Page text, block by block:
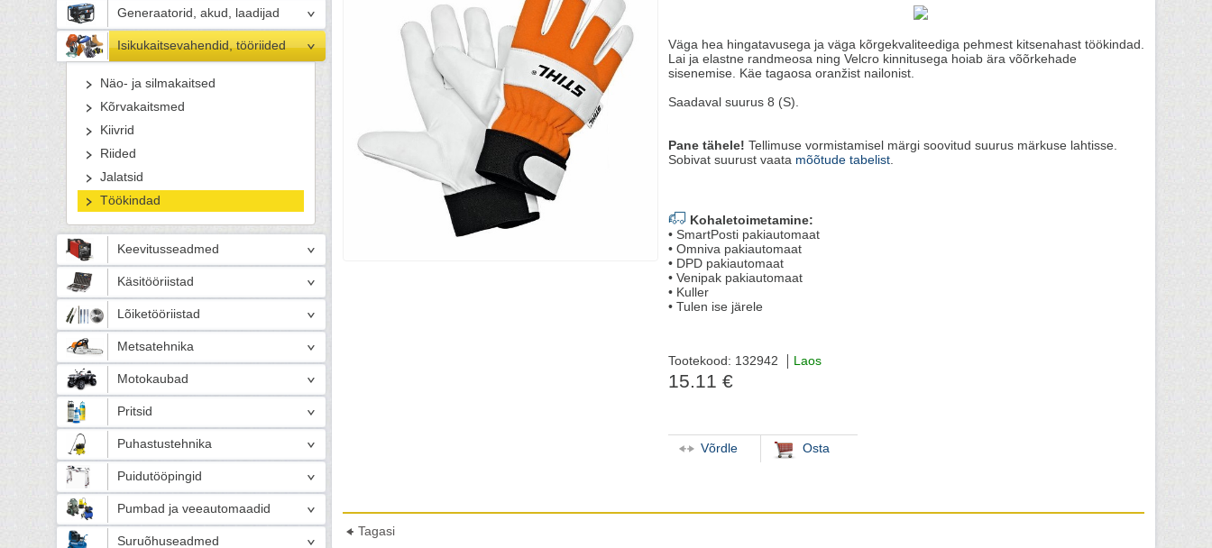
Generaatorid, akud, laadijad
Isikukaitsevahendid, tööriided
Näo- ja silmakaitsed
Kõrvakaitsmed
Kiivrid
Riided
Jalatsid
Töökindad
Keevitusseadmed
Käsitööriistad
Lõiketööriistad
Metsatehnika
Motokaubad
Pritsid
Puhastustehnika
Puidutööpingid
Pumbad ja veeautomaadid
Suruõhuseadmed
Väga hea hingatavusega ja väga kõrgekvaliteediga pehmest kitsenahast töökindad.
Lai ja elastne randmeosa ning Velcro kinnitusega hoiab ära võõrkehade
sisenemise. Käe tagaosa oranžist nailonist.
Saadaval suurus 8 (S).
Pane tähele! Tellimuse vormistamisel märgi soovitud suurus märkuse lahtisse.
Sobivat suurust vaata mõõtude tabelist.
Kohaletoimetamine:
• SmartPosti pakiautomaat
• Omniva pakiautomaat
• DPD pakiautomaat
• Venipak pakiautomaat
• Kuller
• Tulen ise järele
Tootekood: 132942 Laos
15.11 €
Võrdle Osta
Tagasi